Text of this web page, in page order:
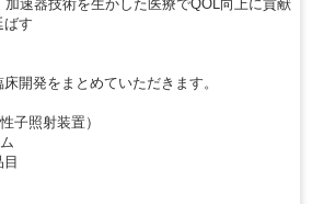
速器技術を生かした医療でQOL向上に貢献
ばす
開発をまとめていただきます。
子照射装置）